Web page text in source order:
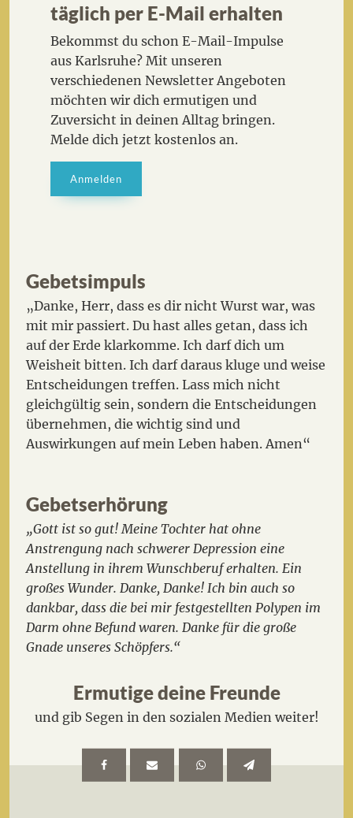
täglich per E-Mail erhalten
Bekommst du schon E-Mail-Impulse
aus Karlsruhe? Mit unseren
verschiedenen Newsletter Angeboten
möchten wir dich ermutigen und
Zuversicht in deinen Alltag bringen.
Melde dich jetzt kostenlos an.
Anmelden
Gebetsimpuls
„Danke, Herr, dass es dir nicht Wurst war, was
mit mir passiert. Du hast alles getan, dass ich
auf der Erde klarkomme. Ich darf dich um
Weisheit bitten. Ich darf daraus kluge und weise
Entscheidungen treffen. Lass mich nicht
gleichgültig sein, sondern die Entscheidungen
übernehmen, die wichtig sind und
Auswirkungen auf mein Leben haben. Amen“
Gebetserhörung
„Gott ist so gut! Meine Tochter hat ohne
Anstrengung nach schwerer Depression eine
Anstellung in ihrem Wunschberuf erhalten. Ein
großes Wunder. Danke, Danke! Ich bin auch so
dankbar, dass die bei mir festgestellten Polypen im
Darm ohne Befund waren. Danke für die große
Gnade unseres Schöpfers.“
Ermutige deine Freunde
und gib Segen in den sozialen Medien weiter!